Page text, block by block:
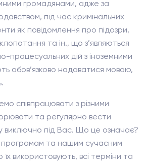
громадянами, адже за
під час кримінальних
як повідомлення про підозри,
та ін., що з’являються
процесуальних дій з іноземними
обов’язково надаватися мовою,
співпрацювати з різними
та регулярно вести
виключно під Вас. Що це означає?
програмам та нашим сучасним
використовують, всі терміни та